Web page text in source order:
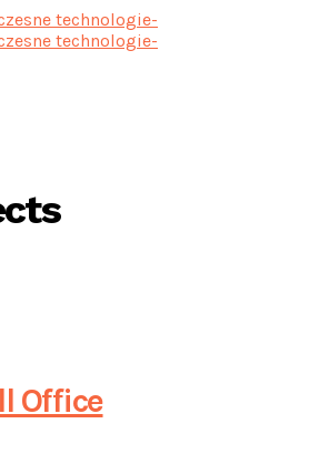
Office